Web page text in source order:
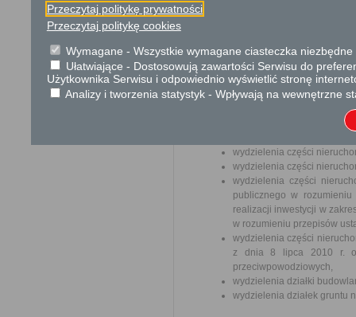
wspólnym wniosku,
wydzielenia działki
wierze,
wydzielenia części
realizacji roszczeń do
realizacji przepisów
wydzielenia części
wydzielenia części
wydzielenia części
publicznego w
realizacji inwestycji w
w rozumieniu przepisów
wydzielenia części
z dnia 8 lipca 2010 r. o
przeciwpowodziowych,
wydzielenia działki
wydzielenia działek gruntu
Przeczytaj politykę prywatności
Przeczytaj politykę cookies
Wymagane - Wszystkie wymagane ciasteczka
Ułatwiające - Dostosowują zawartości Serwisu do
Użytkownika Serwisu i odpowiednio wyświetlić stronę
Analizy i tworzenia statystyk - Wpływają na wewnętrzne